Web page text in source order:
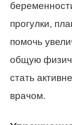
прогулки,
помочь
общую
стать
врачом.